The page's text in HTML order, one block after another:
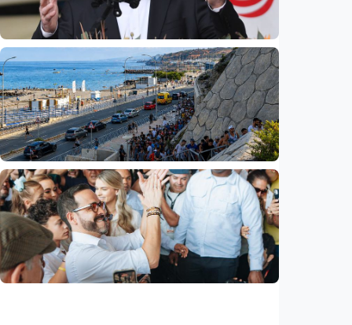
Indonesia 08 Aug 2026
Internasional
Pezeshkian: Iran siap berdialog, tetapi tak
bisa dipaksa menyerah
Indonesia•08 Aug 2026
Internasional
Krisis migran picu konflik baru di Eropa,
Spanyol balik perketat perbatasan Italia
Indonesia• 08 Aug 2026